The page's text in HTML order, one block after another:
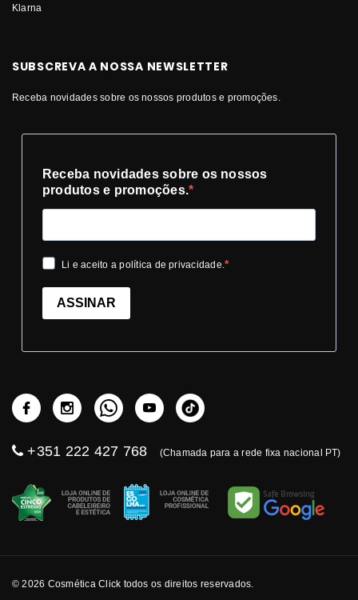
Klarna
SUBSCREVA A NOSSA NEWSLETTER
Receba novidades sobre os nossos produtos e promoções.
Receba novidades sobre os nossos
produtos e promoções.
Li e aceito a política de privacidade.
ASSINAR
+351 222 427 768 (Chamada para a rede fixa nacional PT)
© 2026 Cosmética Click todos os direitos reservados.